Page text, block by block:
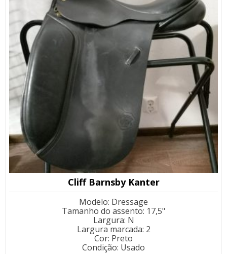
Cliff Barnsby Kanter
Modelo: Dressage
Tamanho do assento: 17,5"
Largura: N
Largura marcada: 2
Cor: Preto
Condição: Usado